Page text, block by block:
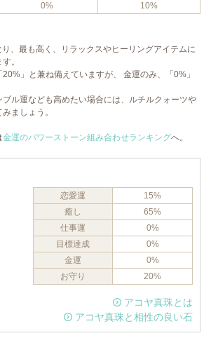
0% 10%
、最も高く、リラックスやヒーリングアイテムに
。
」と兼ね備えていますが、 金運のみ、「0%」
ル運なども高めたい場合には、ルチルクォーツや
ましょう。
金運のパワーストーン組み合わせランキングへ。
恋愛運
15%
癒し
65%
仕事運
0%
目標達成
0%
金運
0%
お守り
20%
アコヤ真珠とは
アコヤ真珠と相性の良い石